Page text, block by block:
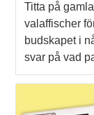
Titta på
valaffischer
budskapet i
svar på vad